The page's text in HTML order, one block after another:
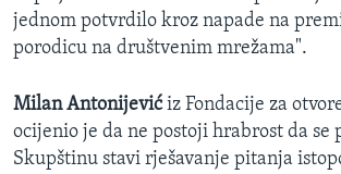
jednom potvrdilo kroz napade na
porodicu na društvenim mrežama".
Milan Antonijevićiz Fondacije za
ocijenio je da ne postoji hrabrost da se
Skupštinu stavi rješavanje pitanja